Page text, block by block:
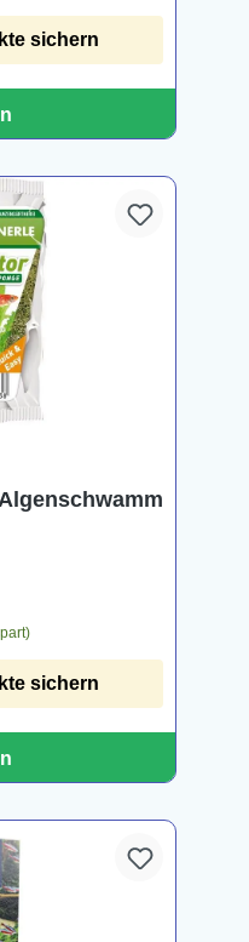
sichern
sichern